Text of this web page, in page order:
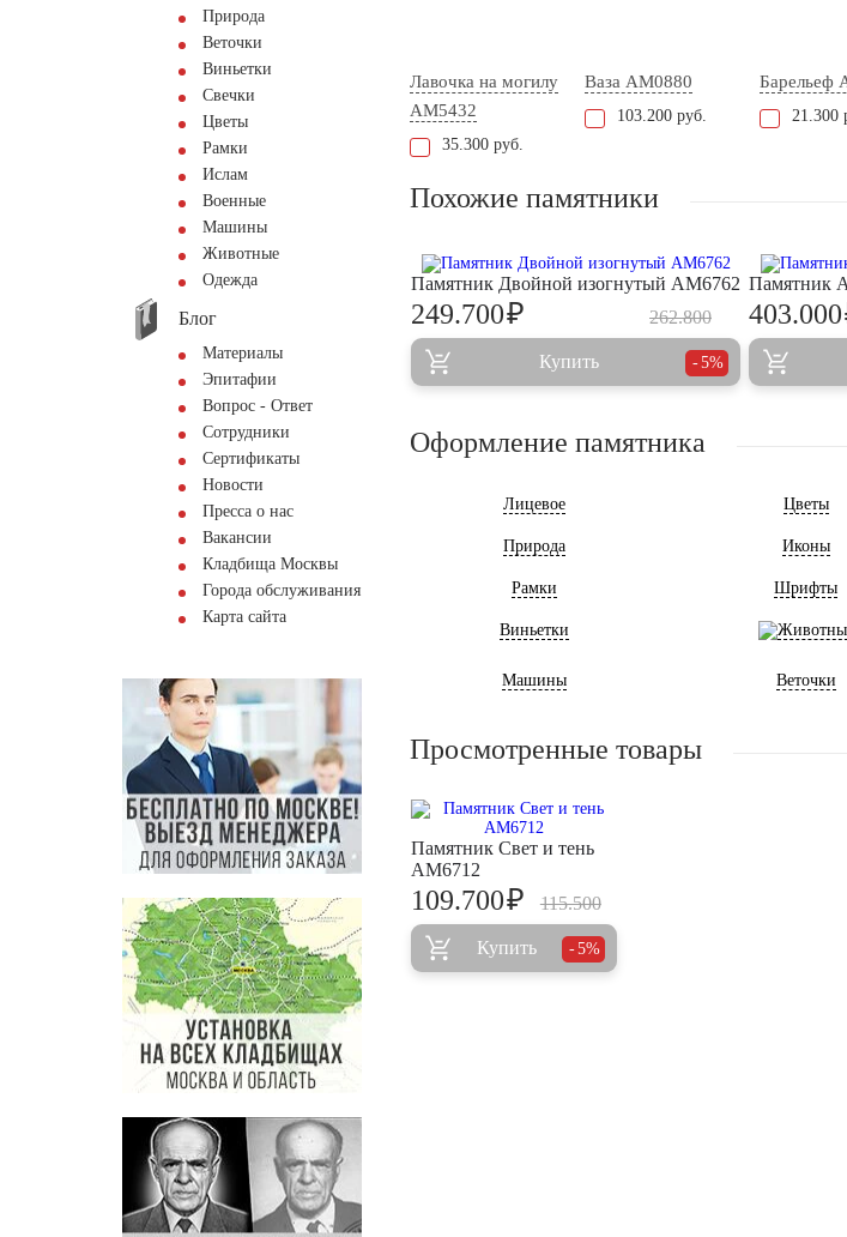
Природа
Веточки
Виньетки
Свечки
Цветы
Рамки
Ислам
Военные
Машины
Животные
Одежда
Блог
Материалы
Эпитафии
Вопрос - Ответ
Сотрудники
Сертификаты
Новости
Пресса о нас
Вакансии
Кладбища Москвы
Города обслуживания
Карта сайта
Лавочка на могилу
AM5432
35.300 руб.
Ваза AM0880
103.200 руб.
Барельеф
21.300
Похожие памятники
Памятник Двойной изогнутый AM6762
262.800
249.700₽
Купить 5%
Памятник
403.000
Оформление памятника
Лицевое Цветы
Природа Иконы
Рамки Шрифты
Виньетки
Машины Веточки
Просмотренные товары
Памятник Свет и тень
AM6712
115.500
109.700₽
Купить 5%